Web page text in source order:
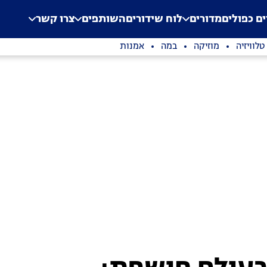
Application error: a
. כפוליםמדורים לוח שידוריםהשותפים צרו קשר
טלוויזיה מוזיקה במה אמנות